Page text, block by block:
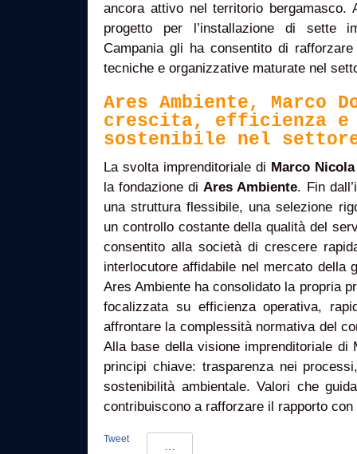
ancora attivo nel territorio bergamasco.
progetto per l’installazione di sette
Campania gli ha consentito di
tecniche e organizzative maturate nel
Ares Ambiente, Marco
crescita, efficienza e
sostenibile nel
La svolta imprenditoriale di Marco
la fondazione diAres Ambiente. Fin
una struttura flessibile, una selezione
un controllo costante della qualità del
consentito alla società di crescere
interlocutore affidabile nel mercato della
Ares Ambiente ha consolidato la propria
focalizzata su efficienza operativa,
affrontare la complessità normativa del
Alla base della visione imprenditoriale di
principi chiave: trasparenza nei
sostenibilità ambientale. Valori che
contribuiscono a rafforzare il rapporto
Tweet